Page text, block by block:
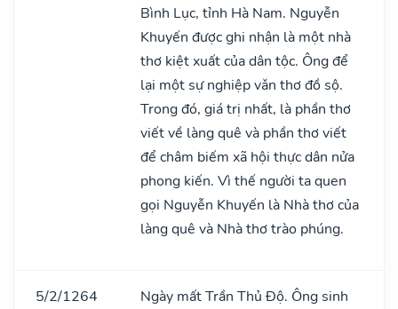
Bình Lục, tỉnh Hà Nam. Nguyễn
Khuyến được ghi nhận là một nhà
thơ kiệt xuất của dân tộc. Ông để
lại một sự nghiệp vǎn thơ đồ sộ.
Trong đó, giá trị nhất, là phần thơ
viết về làng quê và phần thơ viết
để châm biếm xã hội thực dân nửa
phong kiến. Vì thế người ta quen
gọi Nguyễn Khuyến là Nhà thơ của
làng quê và Nhà thơ trào phúng.
5/2/1264
Ngày mất Trần Thủ Độ. Ông sinh